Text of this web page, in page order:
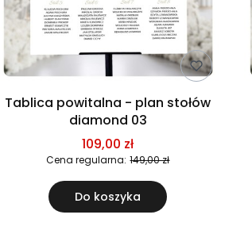
Tablica powitalna - plan stołów
diamond 03
109,00 zł
Cena regularna: 149,00 zł
Do koszyka